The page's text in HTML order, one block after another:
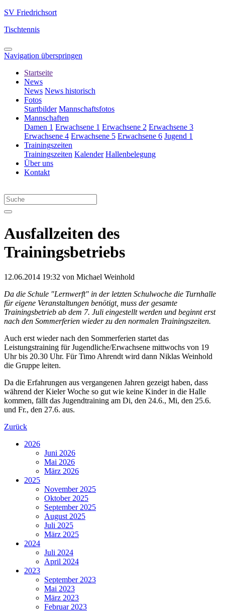
SV Friedrichsort
Tischtennis
Navigation überspringen
Startseite
News
News News historisch
Fotos
Startbilder Mannschaftsfotos
Mannschaften
Damen 1 Erwachsene 1 Erwachsene 2 Erwachsene 3
Erwachsene 4 Erwachsene 5 Erwachsene 6 Jugend 1
Trainingszeiten
Trainingszeiten Kalender Hallenbelegung
Über uns
Kontakt
Ausfallzeiten des
Trainingsbetriebs
12.06.2014 19:32 von Michael Weinhold
Da die Schule "Lernwerft" in der letzten Schulwoche die Turnhalle
für eigene Veranstaltungen benötigt, muss der gesamte
Trainingsbetrieb ab dem 7. Juli eingestellt werden und beginnt erst
nach den Sommerferien wieder zu den normalen Trainingszeiten.
Auch erst wieder nach den Sommerferien startet das
Leistungstraining für Jugendliche/Erwachsene mittwochs von 19
Uhr bis 20.30 Uhr. Für Timo Ahrendt wird dann Niklas Weinhold
die Gruppe leiten.
Da die Erfahrungen aus vergangenen Jahren gezeigt haben, dass
während der Kieler Woche so gut wie keine Kinder in die Halle
kommen, fällt das Jugendtraining am Di, den 24.6., Mi, den 25.6.
und Fr., den 27.6. aus.
Zurück
2026
Juni 2026
Mai 2026
März 2026
2025
November 2025
Oktober 2025
September 2025
August 2025
Juli 2025
März 2025
2024
Juli 2024
April 2024
2023
September 2023
Mai 2023
März 2023
Februar 2023